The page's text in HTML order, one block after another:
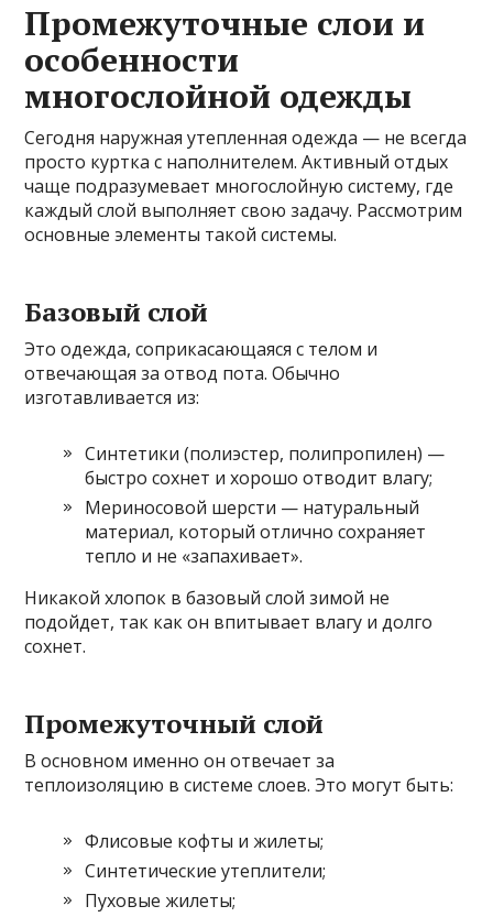
Промежуточные слои и
особенности
многослойной одежды
Сегодня наружная утепленная одежда — не всегда
просто куртка с наполнителем. Активный отдых
чаще подразумевает многослойную систему, где
каждый слой выполняет свою задачу. Рассмотрим
основные элементы такой системы.
Базовый слой
Это одежда, соприкасающаяся с телом и
отвечающая за отвод пота. Обычно
изготавливается из:
Синтетики (полиэстер, полипропилен) —
быстро сохнет и хорошо отводит влагу;
Мериносовой шерсти — натуральный
материал, который отлично сохраняет
тепло и не «запахивает».
Никакой хлопок в базовый слой зимой не
подойдет, так как он впитывает влагу и долго
сохнет.
Промежуточный слой
В основном именно он отвечает за
теплоизоляцию в системе слоев. Это могут быть:
Флисовые кофты и жилеты;
Синтетические утеплители;
Пуховые жилеты;